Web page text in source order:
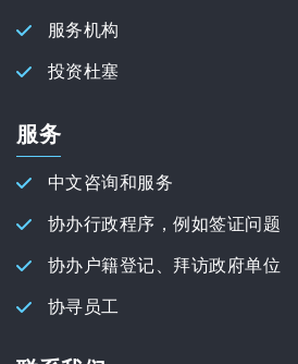
服务机构
投资杜塞
服务
中文咨询和服务
协办行政程序，例如签证问题
协办户籍登记、拜访政府单位
协寻员工